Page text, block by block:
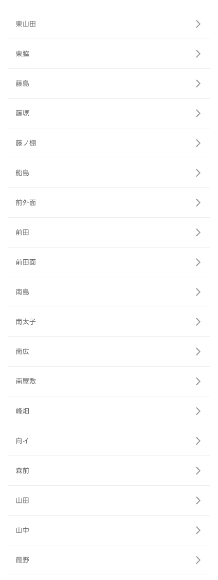
東山田
東脇
藤島
藤塚
藤ノ棚
船島
前外面
前田
前田面
南島
南太子
南広
南屋敷
峰畑
向イ
森前
山田
山中
葭野